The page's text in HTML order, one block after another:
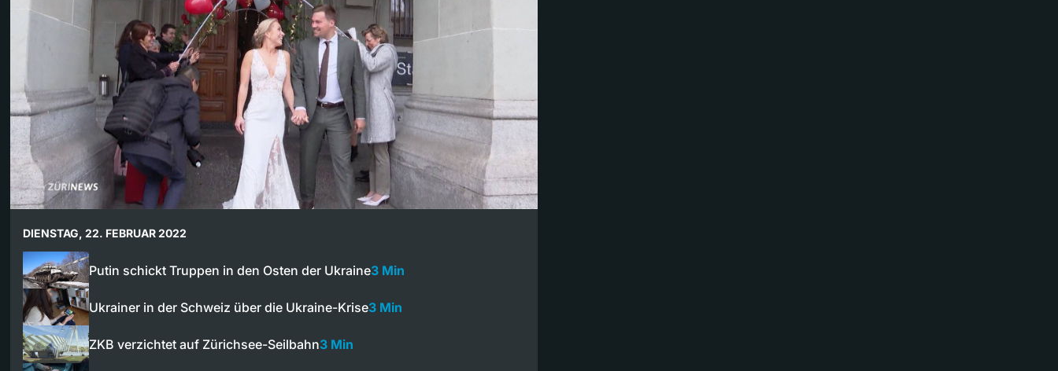
DIENSTAG, 22. FEBRUAR 2022
Putin schickt Truppen in den Osten der Ukraine3 Min
Ukrainer in der Schweiz über die Ukraine-Krise3 Min
ZKB verzichtet auf Zürichsee-Seilbahn3 Min